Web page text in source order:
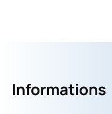
Informations